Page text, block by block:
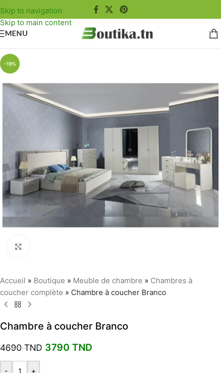
Skip to navigation
Skip to main content
MENU
-19%
Accueil » Boutique » Meuble de chambre » Chambres à
coucher complète » Chambre à coucher Branco
Chambre à coucher Branco
4690TND 3790 TND
- +